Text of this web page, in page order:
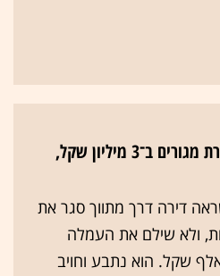
לא שילם דמי תיווך על דירת מגורים ב־3 מיליון שקל,
דירה דרך מתווך סגר את
ולא שילם את העמלה
חתם בגובה 70 אלף שקל. הוא נתבע וחויב